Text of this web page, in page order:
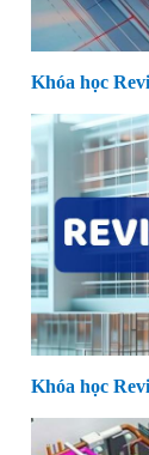
Khóa học
Khóa học